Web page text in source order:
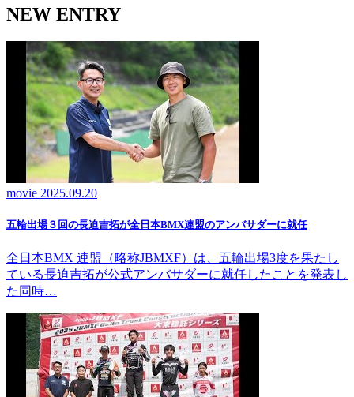
NEW ENTRY
movie 2025.09.20
五輪出場３回の長迫吉拓が全日本BMX連盟のアンバサダーに就任
全日本BMX 連盟（略称JBMXF）は、五輪出場3度を果たし
ている長迫吉拓が公式アンバサダーに就任したことを発表し
た同時…